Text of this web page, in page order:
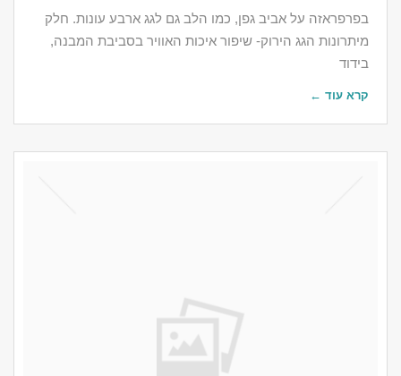
בפרפראזה על אביב גפן, כמו הלב גם לגג ארבע עונות. חלק
מיתרונות הגג הירוק- שיפור איכות האוויר בסביבת המבנה,
בידוד
קרא עוד ←